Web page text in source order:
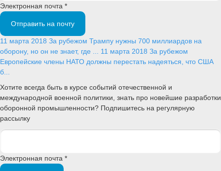
Электронная почта *
Отправить на почту
11 марта 2018 За рубежом Трампу нужны 700 миллиардов на
оборону, но он не знает, где ... 11 марта 2018 За рубежом
Европейские члены НАТО должны перестать надеяться, что США
б...
Хотите всегда быть в курсе событий отечественной и
международной военной политики, знать про новейшие разработки
оборонной промышленности? Подпишитесь на регулярную
рассылку
Электронная почта *